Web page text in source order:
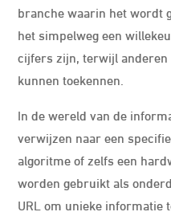
branche waarin het wordt
het simpelweg een
cijfers zijn, terwijl anderen
kunnen toekennen.
In de wereld van de
verwijzen naar een
algoritme of zelfs een
worden gebruikt als
URL om unieke informatie